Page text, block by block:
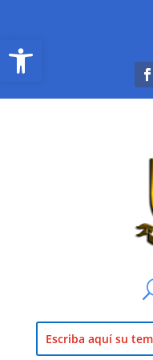
Abrir barra de herramientas